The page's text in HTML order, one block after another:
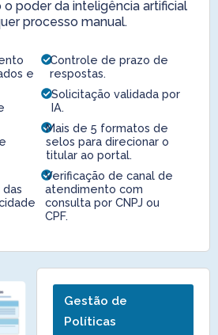
poder da inteligência artificial
processo manual.
e
Controle de prazo de
respostas.
Solicitação validada por
IA.
Mais de 5 formatos de
selos para direcionar o
titular ao portal.
Verificação de canal de
atendimento com
consulta por CNPJ ou
CPF.
Gestão de
Políticas